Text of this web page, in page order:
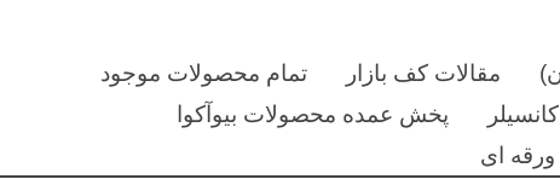
مقالات کف بازار
تمام محصولات موجود
پخش عمده محصولات بیوآکوا
ای